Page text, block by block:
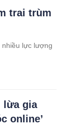
trai trùm
nhiều lực lượng
lừa gia
online’